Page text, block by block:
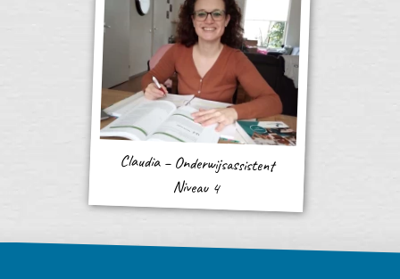
Claudia – Onderwijsassistent
Niveau 4